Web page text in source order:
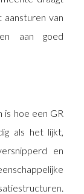
aansturen van
aan goed
hoe een GR
als het lijkt,
en